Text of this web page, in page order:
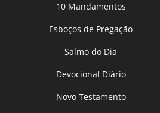
10 Mandamentos
Esboços de Pregação
Salmo do Dia
Devocional Diário
Novo Testamento